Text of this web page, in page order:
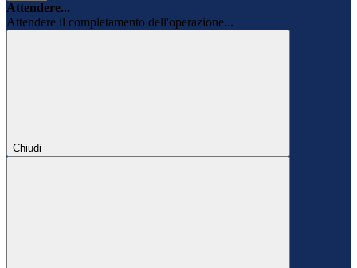
Attendere...
Attendere il completamento dell'operazione...
Chiudi